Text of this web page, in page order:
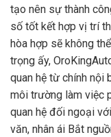
tạo nên sự thành
số tốt kết hợp vị trí
hòa hợp sẽ không
trọng ấy,
quan hệ từ chính nội
môi trường làm việc
quan hệ đối ngoại
văn, nhân ái Bắt